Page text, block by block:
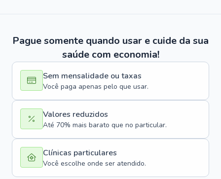
Pague somente quando usar e cuide da sua
saúde com economia!
Sem mensalidade ou taxas
Você paga apenas pelo que usar.
Valores reduzidos
Até 70% mais barato que no particular.
Clínicas particulares
Você escolhe onde ser atendido.